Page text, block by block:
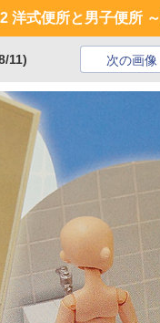
洋式便所と男子便所 ～
11) 次の画像